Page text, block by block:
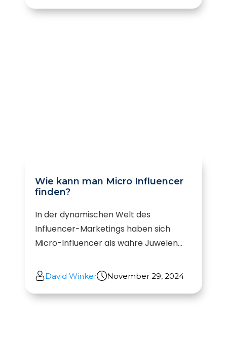
Wie kann man Micro Influencer
finden?
In der dynamischen Welt des
Influencer-Marketings haben sich
Micro-Influencer als wahre Juwelen...
David Winker November 29, 2024